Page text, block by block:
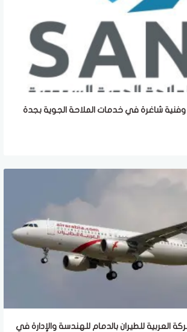
وفنية شاغرة في خدمات الملاحة الجوية بجدة
للطيران بالدمام للهندسة والإدارة في